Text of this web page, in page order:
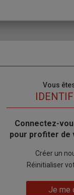
Vous
Body
Connectez-
pour profiter de
Créer un
Réinitialiser
Je me